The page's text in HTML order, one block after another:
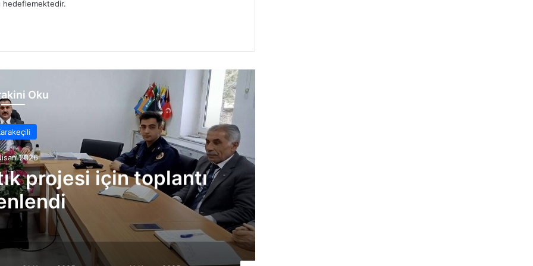
hedeflemektedir.
Oku
2026
projesi için toplantı